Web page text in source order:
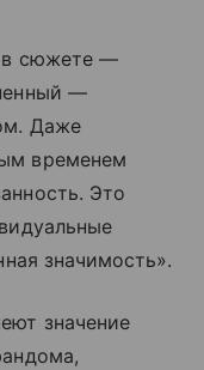
в сюжете —
—
Даже
временем
Это
значимость».
значение